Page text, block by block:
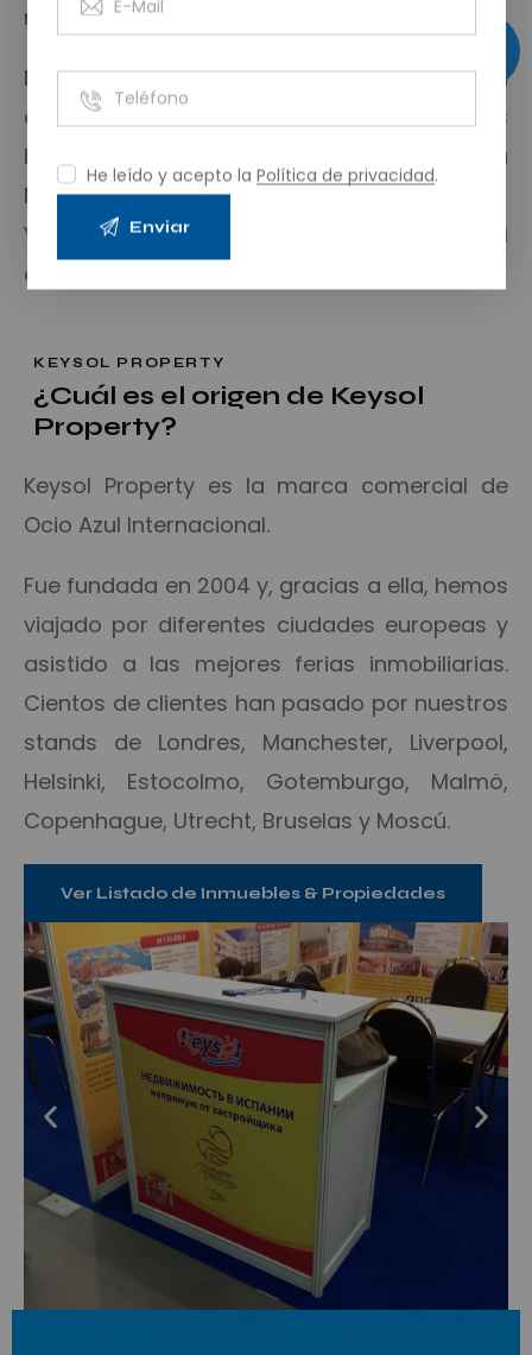
necesidades.
Nuestros agentes expertos te ofrecen su
ayuda y asesoramiento para que encuentres
la casa de tus sueños en la Costa
Mediterránea, el corazón turístico de España.
Y todo esto, gracias a nuestra filial
comercial, Keysol Property.
KEYSOL PROPERTY
¿Cuál es el origen de Keysol
Property?
Keysol Property es la marca comercial de
Ocio Azul Internacional.
Fue fundada en 2004 y, gracias a ella, hemos
viajado por diferentes ciudades europeas y
asistido a las mejores ferias inmobiliarias.
Cientos de clientes han pasado por nuestros
stands de Londres, Manchester, Liverpool,
Helsinki, Estocolmo, Gotemburgo, Malmö,
Copenhague, Utrecht, Bruselas y Moscú.
Ver Listado de Inmuebles & Propiedades
He leído y acepto la Política de privacidad.